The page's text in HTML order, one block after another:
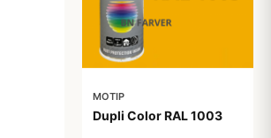
MOTIP
Dupli Color RAL 1003